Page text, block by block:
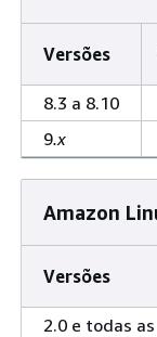
Versões
8.3 a 8.10
9.x
Amazon
Versões
2.0 e todas as